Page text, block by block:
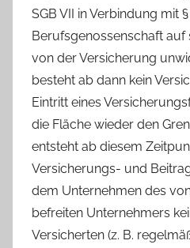
SGB VII in Verbindung mit
Berufsgenossenschaft auf
von der Versicherung
besteht ab dann kein
Eintritt eines
die Fläche wieder den
entsteht ab diesem
Versicherungs- und
dem Unternehmen des
befreiten Unternehmers
Versicherten (z. B.